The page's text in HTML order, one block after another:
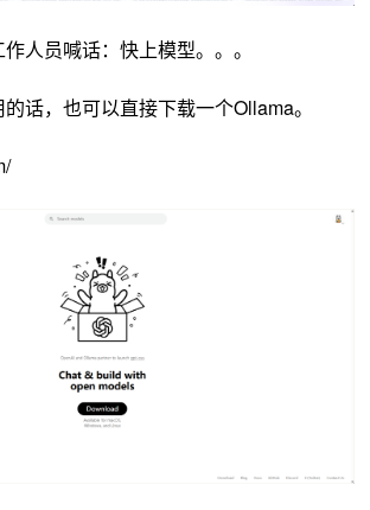
人员喊话：快上模型。。。
话，也可以直接下载一个Ollama。